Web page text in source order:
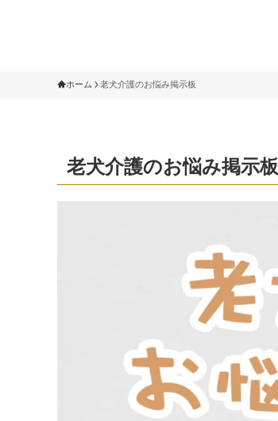
ホーム 老犬介護のお悩み掲示板
老犬介護のお悩み掲示板